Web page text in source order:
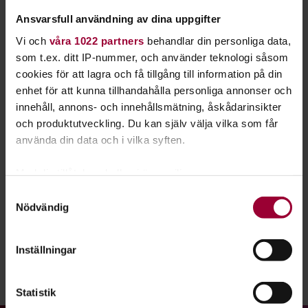
Ansvarsfull användning av dina uppgifter
Vi och våra 1022 partners behandlar din personliga data,
som t.ex. ditt IP-nummer, och använder teknologi såsom
cookies för att lagra och få tillgång till information på din
enhet för att kunna tillhandahålla personliga annonser och
innehåll, annons- och innehållsmätning, åskådarinsikter
och produktutveckling. Du kan själv välja vilka som får
använda din data och i vilka syften.
som kan ha en noggrannhet på upp till flera meter
Du kan ändra eller dra tillbaka ditt samtycke när som
Nödvändig
Inställningar
Statistik
Att arrangera hållbara evenemang och festivaler kan
inspirera, sätta nya normer och visa vägen mot en bättre
framtid.
Lycka till med ditt arrangemang och kontakta
Studiefrämjandet på din ort så kan du få mer stöttning på
kunskap från Studiefrämjandets många arrangemang.
E-mail